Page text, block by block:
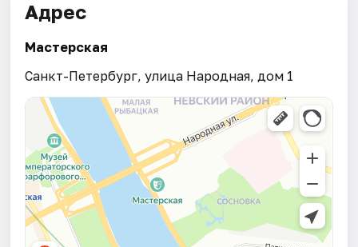
Адрес
Мастерская
Санкт-Петербург, улица Народная, дом 1